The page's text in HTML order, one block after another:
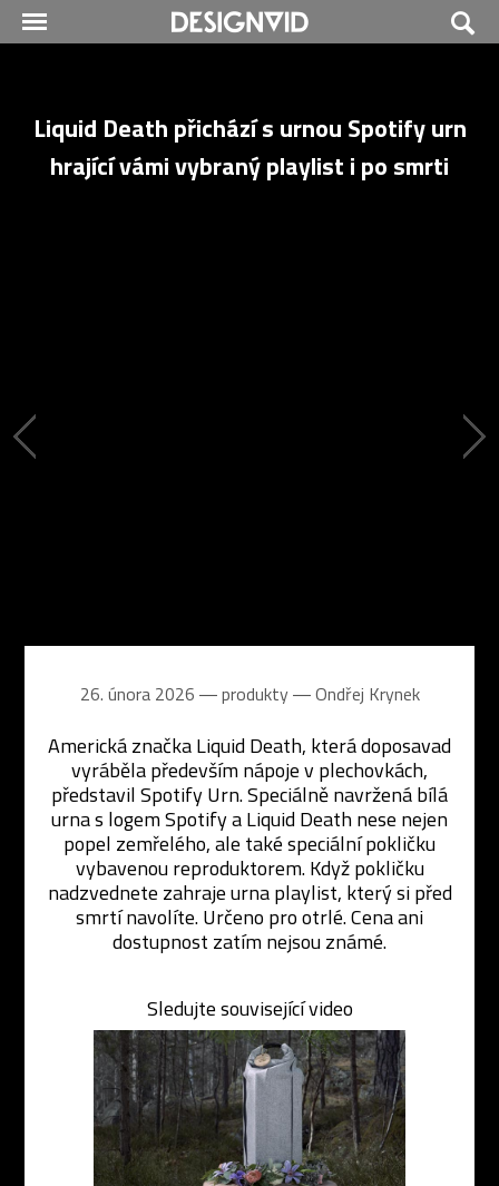
Liquid Death přichází s urnou Spotify urn
hrající vámi vybraný playlist i po smrti
26. února 2026 ― produkty ―Ondřej Krynek
Americká značka Liquid Death, která doposavad
vyráběla především nápoje v plechovkách,
představil Spotify Urn. Speciálně navržená bílá
urna s logem Spotify a Liquid Death nese nejen
popel zemřelého, ale také speciální pokličku
vybavenou reproduktorem. Když pokličku
nadzvednete zahraje urna playlist, který si před
smrtí navolíte. Určeno pro otrlé. Cena ani
dostupnost zatím nejsou známé.
Sledujte související video